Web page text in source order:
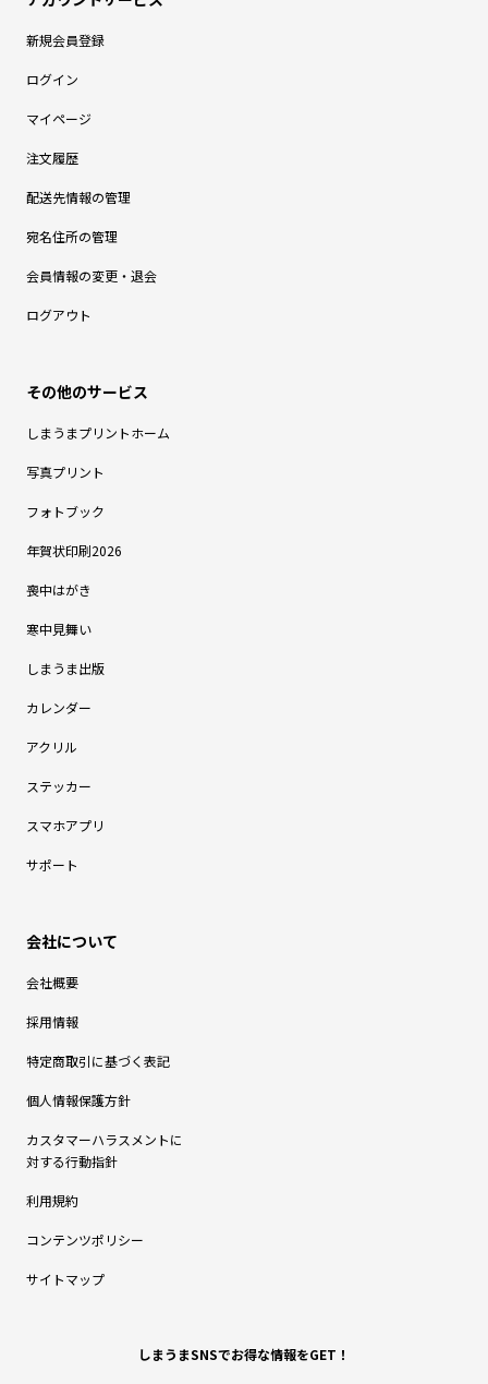
新規会員登録
ログイン
マイページ
注文履歴
配送先情報の管理
宛名住所の管理
会員情報の変更・退会
ログアウト
しまうまプリントホーム
写真プリント
フォトブック
年賀状印刷2026
喪中はがき
寒中見舞い
しまうま出版
カレンダー
アクリル
ステッカー
スマホアプリ
サポート
会社概要
採用情報
特定商取引に基づく表記
個人情報保護方針
カスタマーハラスメントに
対する行動指針
利用規約
コンテンツポリシー
サイトマップ